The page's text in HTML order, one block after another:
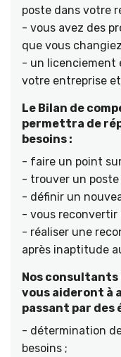
poste dans votre
- vous avez des
que vous
- un licenciement
votre entreprise
Le Bilan de
permettra de
besoins :
- faire un point
- trouver un poste
- définir un
- vous reconvertir
- réaliser une
après inaptitude
Nos
vous aideront à
passant par des
- détermination
besoins ;